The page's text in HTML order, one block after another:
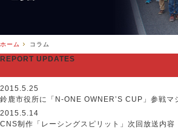
ホーム コラム
REPORT UPDATES
2015.5.25
鈴鹿市役所に「N-ONE OWNER’S CUP」参戦マ
2015.5.14
CNS制作「レーシングスピリット」次回放送内容